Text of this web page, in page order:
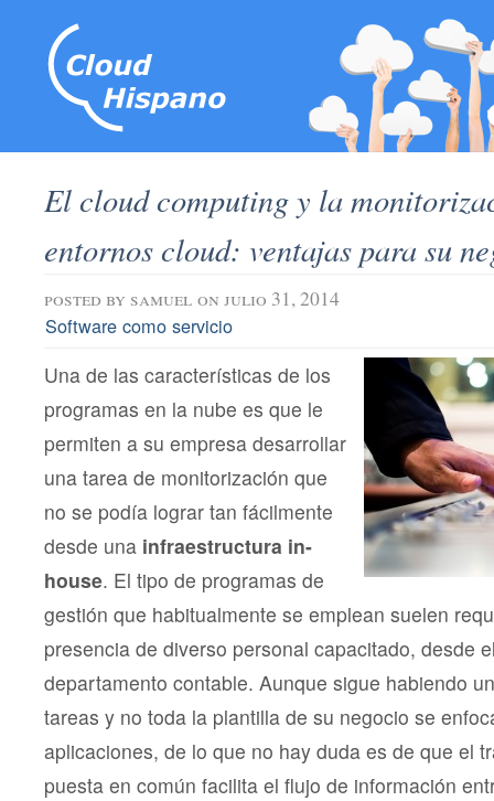
El cloud computing y la
entornos cloud: ventajas para su
posted by samuel on julio 31, 2014
Software como servicio
Una de las características de los
programas en la nube es que le
permiten a su empresa desarrollar
una tarea de monitorización que
no se podía lograr tan fácilmente
desde una infraestructura in-
house. El tipo de programas de
gestión que habitualmente se emplean suelen
presencia de diverso personal capacitado, desde
departamento contable. Aunque sigue habiendo
tareas y no toda la plantilla de su negocio se
aplicaciones, de lo que no hay duda es de que el
puesta en común facilita el flujo de información